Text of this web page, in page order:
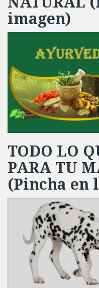
imagen)
TODO LO
PARA TU
(Pincha en